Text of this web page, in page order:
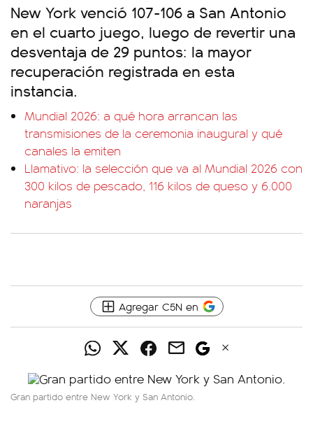
New York venció 107-106 a San Antonio
en el cuarto juego, luego de revertir una
desventaja de 29 puntos: la mayor
recuperación registrada en esta
instancia.
Mundial 2026: a qué hora arrancan las
transmisiones de la ceremonia inaugural y qué
canales la emiten
Llamativo: la selección que va al Mundial 2026 con
300 kilos de pescado, 116 kilos de queso y 6.000
naranjas
Agregar C5N en
Gran partido entre New York y San Antonio.